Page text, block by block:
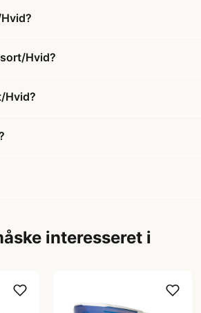
Hvid?
Hvid?
interesseret i